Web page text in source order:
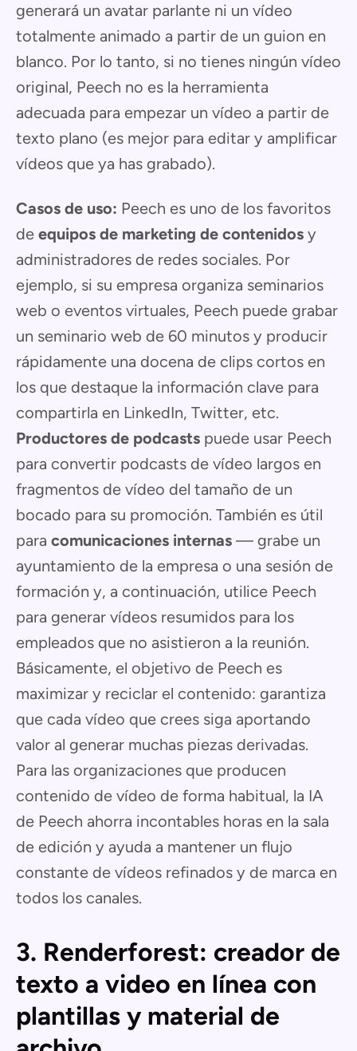
generará un avatar parlante ni un vídeo
totalmente animado a partir de un guion en
blanco. Por lo tanto, si no tienes ningún vídeo
original, Peech no es la herramienta
adecuada para empezar un vídeo a partir de
texto plano (es mejor para editar y amplificar
vídeos que ya has grabado).
Casos de uso: Peech es uno de los favoritos
de equipos de marketing de contenidos y
administradores de redes sociales. Por
ejemplo, si su empresa organiza seminarios
web o eventos virtuales, Peech puede grabar
un seminario web de 60 minutos y producir
rápidamente una docena de clips cortos en
los que destaque la información clave para
compartirla en LinkedIn, Twitter, etc.
Productores de podcasts puede usar Peech
para convertir podcasts de vídeo largos en
fragmentos de vídeo del tamaño de un
bocado para su promoción. También es útil
para comunicaciones internas — grabe un
ayuntamiento de la empresa o una sesión de
formación y, a continuación, utilice Peech
para generar vídeos resumidos para los
empleados que no asistieron a la reunión.
Básicamente, el objetivo de Peech es
maximizar y reciclar el contenido: garantiza
que cada vídeo que crees siga aportando
valor al generar muchas piezas derivadas.
Para las organizaciones que producen
contenido de vídeo de forma habitual, la IA
de Peech ahorra incontables horas en la sala
de edición y ayuda a mantener un flujo
constante de vídeos refinados y de marca en
todos los canales.
3. Renderforest: creador de
texto a video en línea con
plantillas y material de